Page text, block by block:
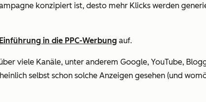
konzipiert ist, desto mehr Klicks werden
Einführung in die PPC-Werbung auf.
viele Kanäle, unter anderem Google, YouTube,
selbst schon solche Anzeigen gesehen (und